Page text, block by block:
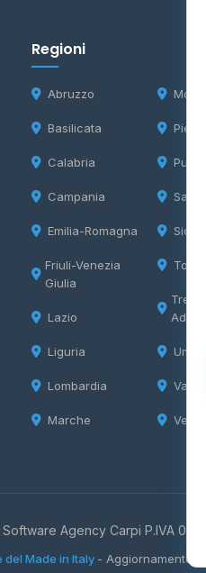
Regioni
Abruzzo
Basilicata
Calabria
Campania
Emilia-Romagna
Friuli-Venezia
Giulia
Lazio
Liguria
Lombardia
Marche
Molise
Puglia
Sicilia
Adige
Umbria
Valle
Veneto
Software Agency Carpi P.IVA
del Made in Italy - Aggiornamento